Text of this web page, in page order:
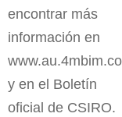
encontrar más
información en
y en el Boletín
oficial de CSIRO.